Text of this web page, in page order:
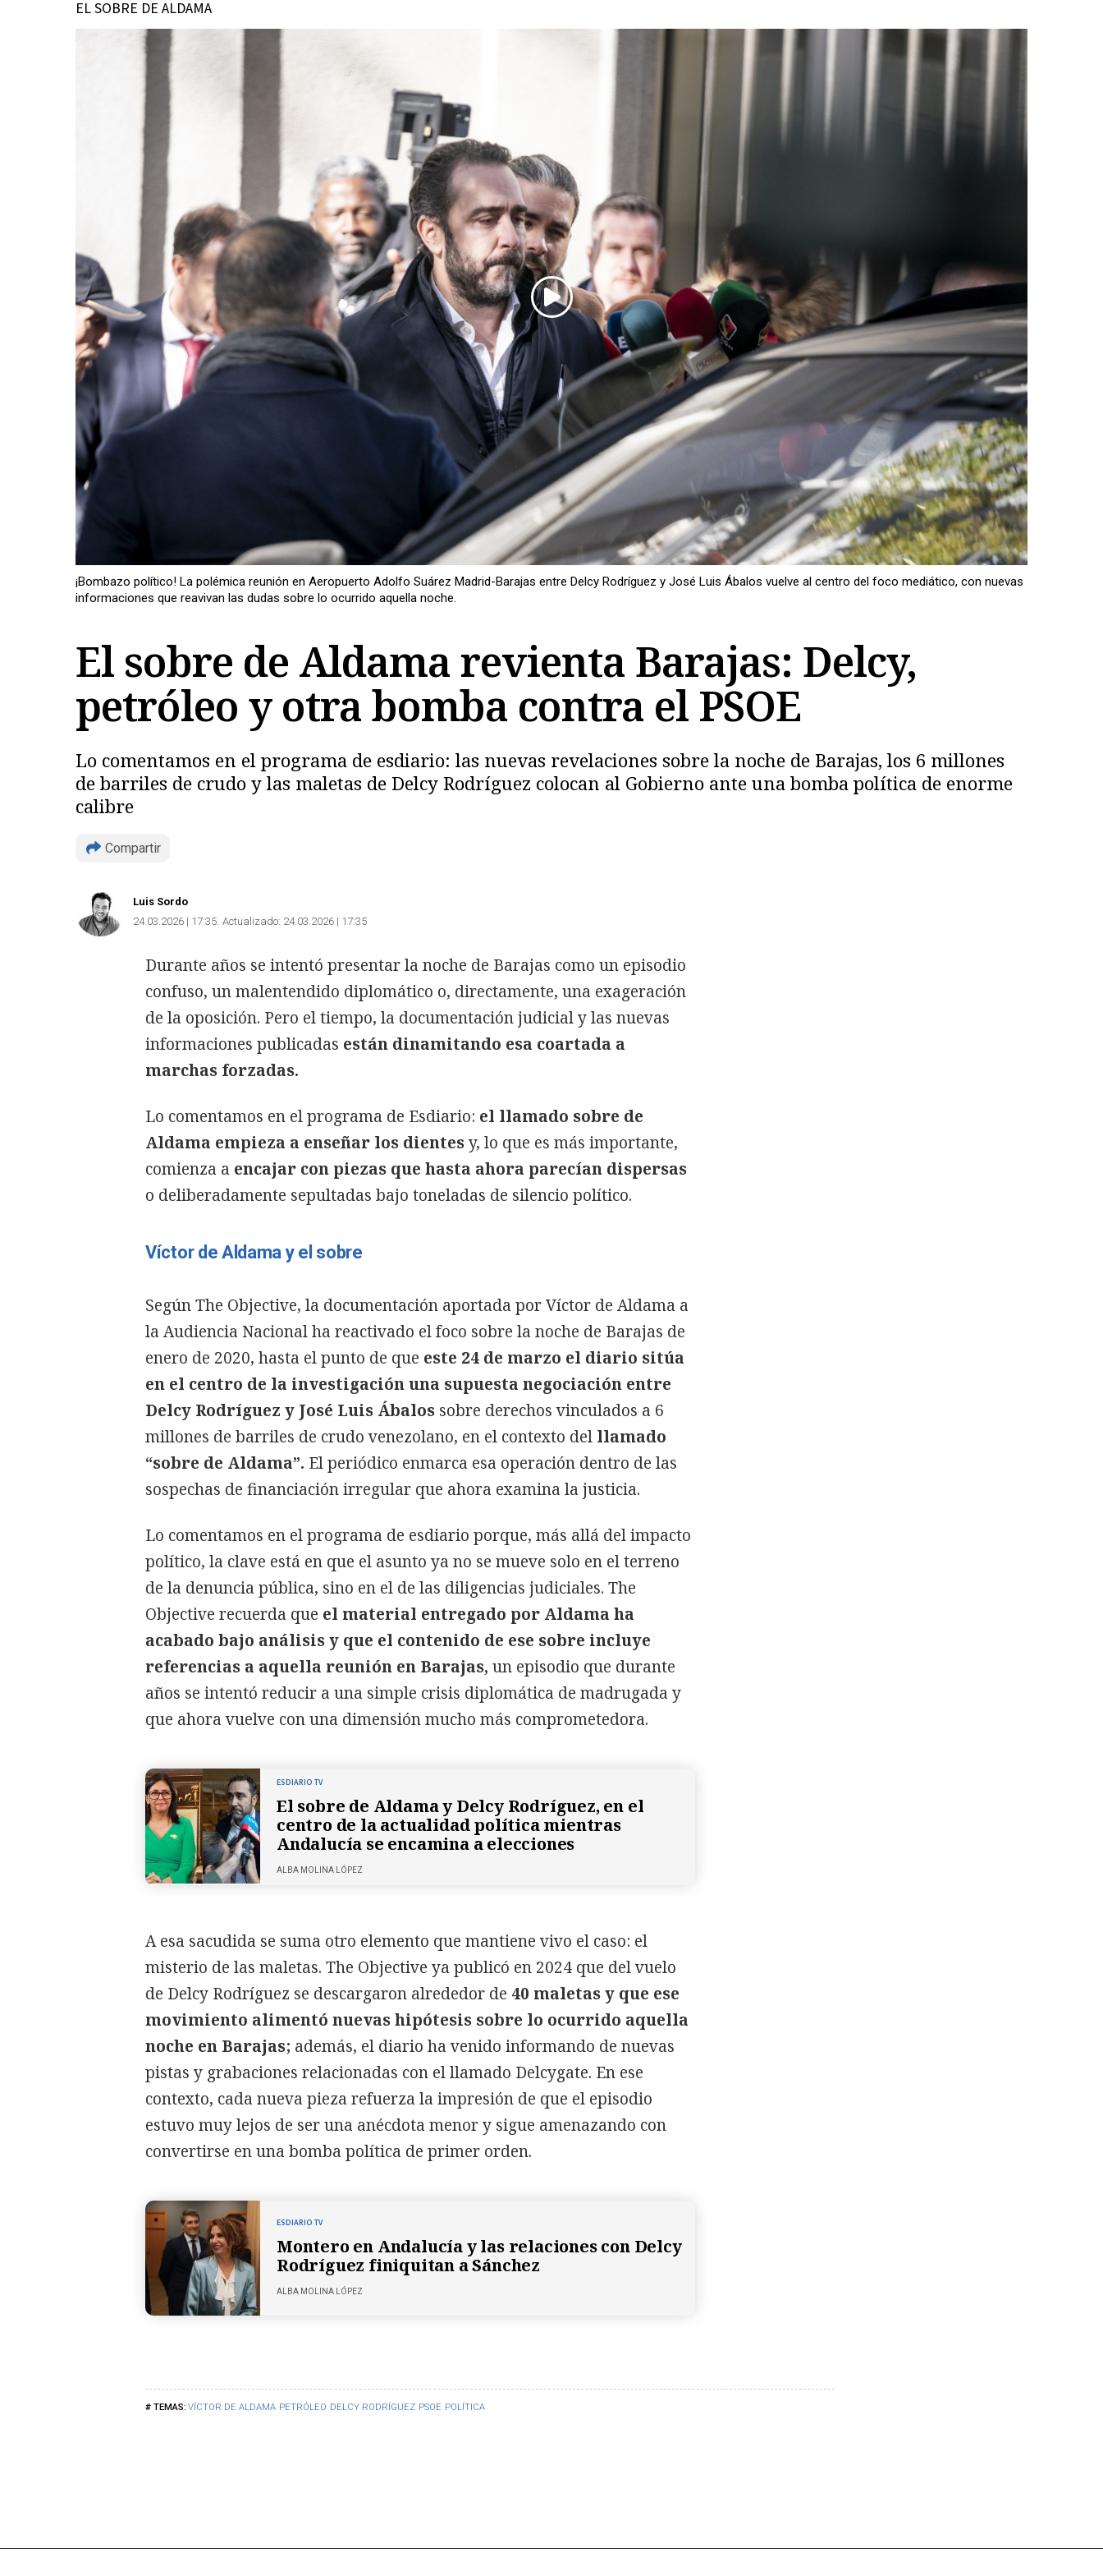
EL SOBRE DE ALDAMA
¡Bombazo político! La polémica reunión en Aeropuerto Adolfo Suárez Madrid-Barajas entre Delcy Rodríguez y José Luis Ábalos vuelve al centro del foco mediático, con nuevas
informaciones que reavivan las dudas sobre lo ocurrido aquella noche.
El sobre de Aldama revienta Barajas: Delcy,
petróleo y otra bomba contra el PSOE
Lo comentamos en el programa de esdiario: las nuevas revelaciones sobre la noche de Barajas, los 6 millones
de barriles de crudo y las maletas de Delcy Rodríguez colocan al Gobierno ante una bomba política de enorme
calibre
Compartir
Copiar
Luis Sordo
24.03.2026 | 17:35 Actualizado: 24.03.2026 | 17:35
VÍCTOR DE ALDAMA PETRÓLEO DELCY RODRÍGUEZ PSOE POLÍTICA
Durante años se intentó presentar la noche de Barajas como un episodio
confuso, un malentendido diplomático o, directamente, una exageración
de la oposición. Pero el tiempo, la documentación judicial y las nuevas
informaciones publicadas están dinamitando esa coartada a
marchas forzadas.
Lo comentamos en el programa de Esdiario: el llamado sobre de
Aldama empieza a enseñar los dientesy, lo que es más importante,
comienza a encajar con piezas que hasta ahora parecían dispersas
o deliberadamente sepultadas bajo toneladas de silencio político.
Víctor de Aldama y el sobre
Según The Objective, la documentación aportada por Víctor de Aldama a
la Audiencia Nacional ha reactivado el foco sobre la noche de Barajas de
enero de 2020, hasta el punto de que este 24 de marzo el diario sitúa
en el centro de la investigación una supuesta negociación entre
Delcy Rodríguez y José Luis Ábalos sobre derechos vinculados a 6
millones de barriles de crudo venezolano, en el contexto del llamado
“sobre de Aldama”. El periódico enmarca esa operación dentro de las
sospechas de financiación irregular que ahora examina la justicia.
Lo comentamos en el programa de esdiario porque, más allá del impacto
político, la clave está en que el asunto ya no se mueve solo en el terreno
de la denuncia pública, sino en el de las diligencias judiciales. The
Objective recuerda que el material entregado por Aldama ha
acabado bajo análisis y que el contenido de ese sobre incluye
referencias a aquella reunión en Barajas, un episodio que durante
años se intentó reducir a una simple crisis diplomática de madrugada y
que ahora vuelve con una dimensión mucho más comprometedora.
ESDIARIO TV
El sobre de Aldama y Delcy Rodríguez, en el
centro de la actualidad política mientras
Andalucía se encamina a elecciones
ALBA MOLINA LÓPEZ
A esa sacudida se suma otro elemento que mantiene vivo el caso: el
misterio de las maletas. The Objective ya publicó en 2024 que del vuelo
de Delcy Rodríguez se descargaron alrededor de 40 maletas y que ese
movimiento alimentó nuevas hipótesis sobre lo ocurrido aquella
noche en Barajas; además, el diario ha venido informando de nuevas
pistas y grabaciones relacionadas con el llamado Delcygate. En ese
contexto, cada nueva pieza refuerza la impresión de que el episodio
estuvo muy lejos de ser una anécdota menor y sigue amenazando con
convertirse en una bomba política de primer orden.
ESDIARIO TV
Montero en Andalucía y las relaciones con Delcy
Rodríguez finiquitan a Sánchez
ALBA MOLINA LÓPEZ